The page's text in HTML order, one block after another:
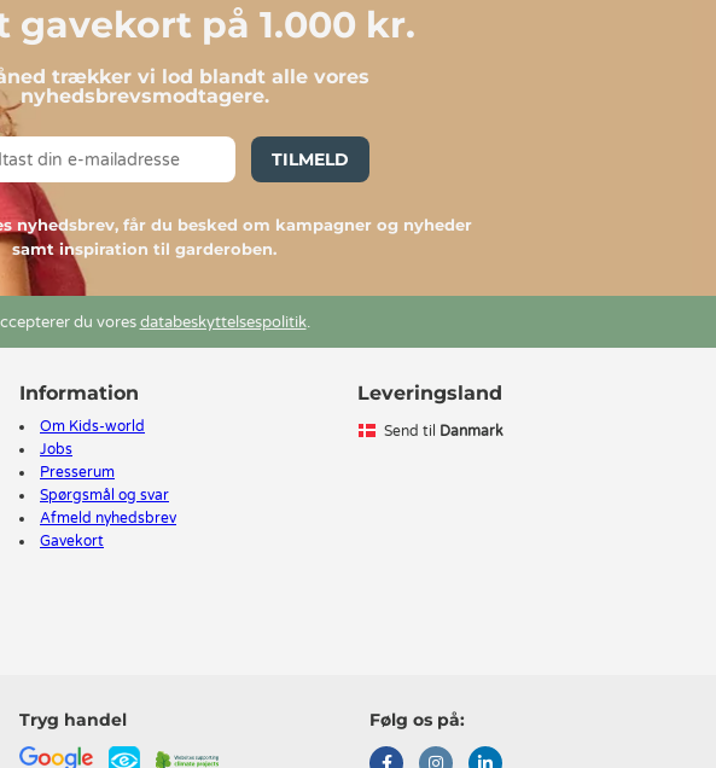
gavekort på 1.000 kr.
trækker vi lod blandt alle vores
nyhedsbrevsmodtagere.
TILMELD
nyhedsbrev, får du besked om kampagner og nyheder
samt inspiration til garderoben.
du voresdatabeskyttelsespolitik.
Information
Om Kids-world
Jobs
Presserum
Spørgsmål og svar
Afmeld nyhedsbrev
Gavekort
Leveringsland
Send til Danmark
Tryg handel Følg os på: